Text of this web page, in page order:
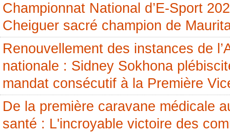
Championnat National d’E-Sport
Cheiguer sacré champion de
Renouvellement des instances de
nationale : Sidney Sokhona
mandat consécutif à la Première
De la première caravane médicale
santé : L'incroyable victoire des